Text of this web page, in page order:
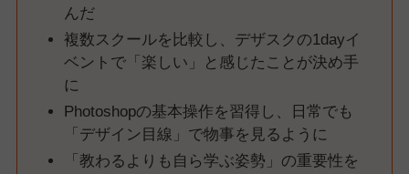
んだ
複数スクールを比較し、デザスクの1dayイ
ベントで「楽しい」と感じたことが決め手
に
Photoshopの基本操作を習得し、日常でも
「デザイン目線」で物事を見るように
「教わるよりも自ら学ぶ姿勢」の重要性を